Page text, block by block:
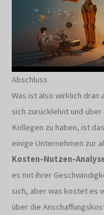
Abschluss
Was ist also wirklich dran
sich zurücklehnt und
Kollegen zu haben, ist
einige Unternehmen zur
Kosten-Nutzen-
es mit ihrer
sich, aber was kostet es
über die